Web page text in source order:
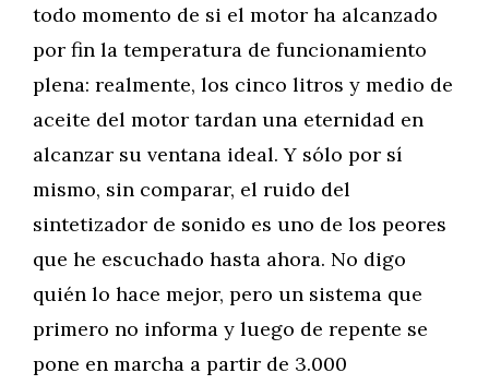
todo momento de si el motor ha alcanzado
por fin la temperatura de funcionamiento
plena: realmente, los cinco litros y medio de
aceite del motor tardan una eternidad en
alcanzar su ventana ideal. Y sólo por sí
mismo, sin comparar, el ruido del
sintetizador de sonido es uno de los peores
que he escuchado hasta ahora. No digo
quién lo hace mejor, pero un sistema que
primero no informa y luego de repente se
pone en marcha a partir de 3.000